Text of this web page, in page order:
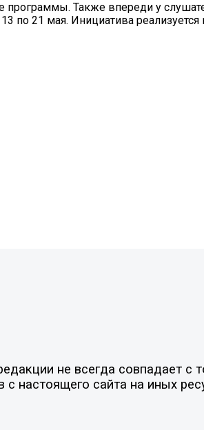
программы. Также впереди у
по 21 мая. Инициатива
не всегда совпадает с
настоящего сайта на иных